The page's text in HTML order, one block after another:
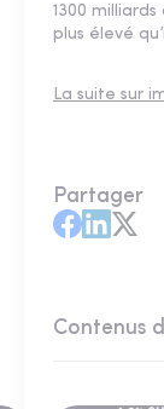
1300
plus élevé
La suite sur
Partager
Contenus